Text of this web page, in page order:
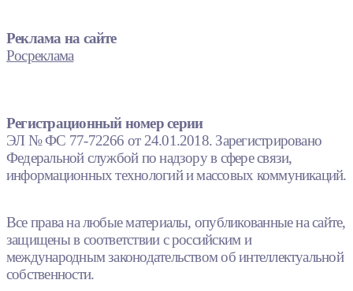
Реклама на сайте
Росреклама
Регистрационный номер серии
ЭЛ № ФС 77-72266 от 24.01.2018. Зарегистрировано
Федеральной службой по надзору в сфере связи,
информационных технологий и массовых коммуникаций.
Все права на любые материалы, опубликованные на сайте,
защищены в соответствии с российским и
международным законодательством об интеллектуальной
собственности.